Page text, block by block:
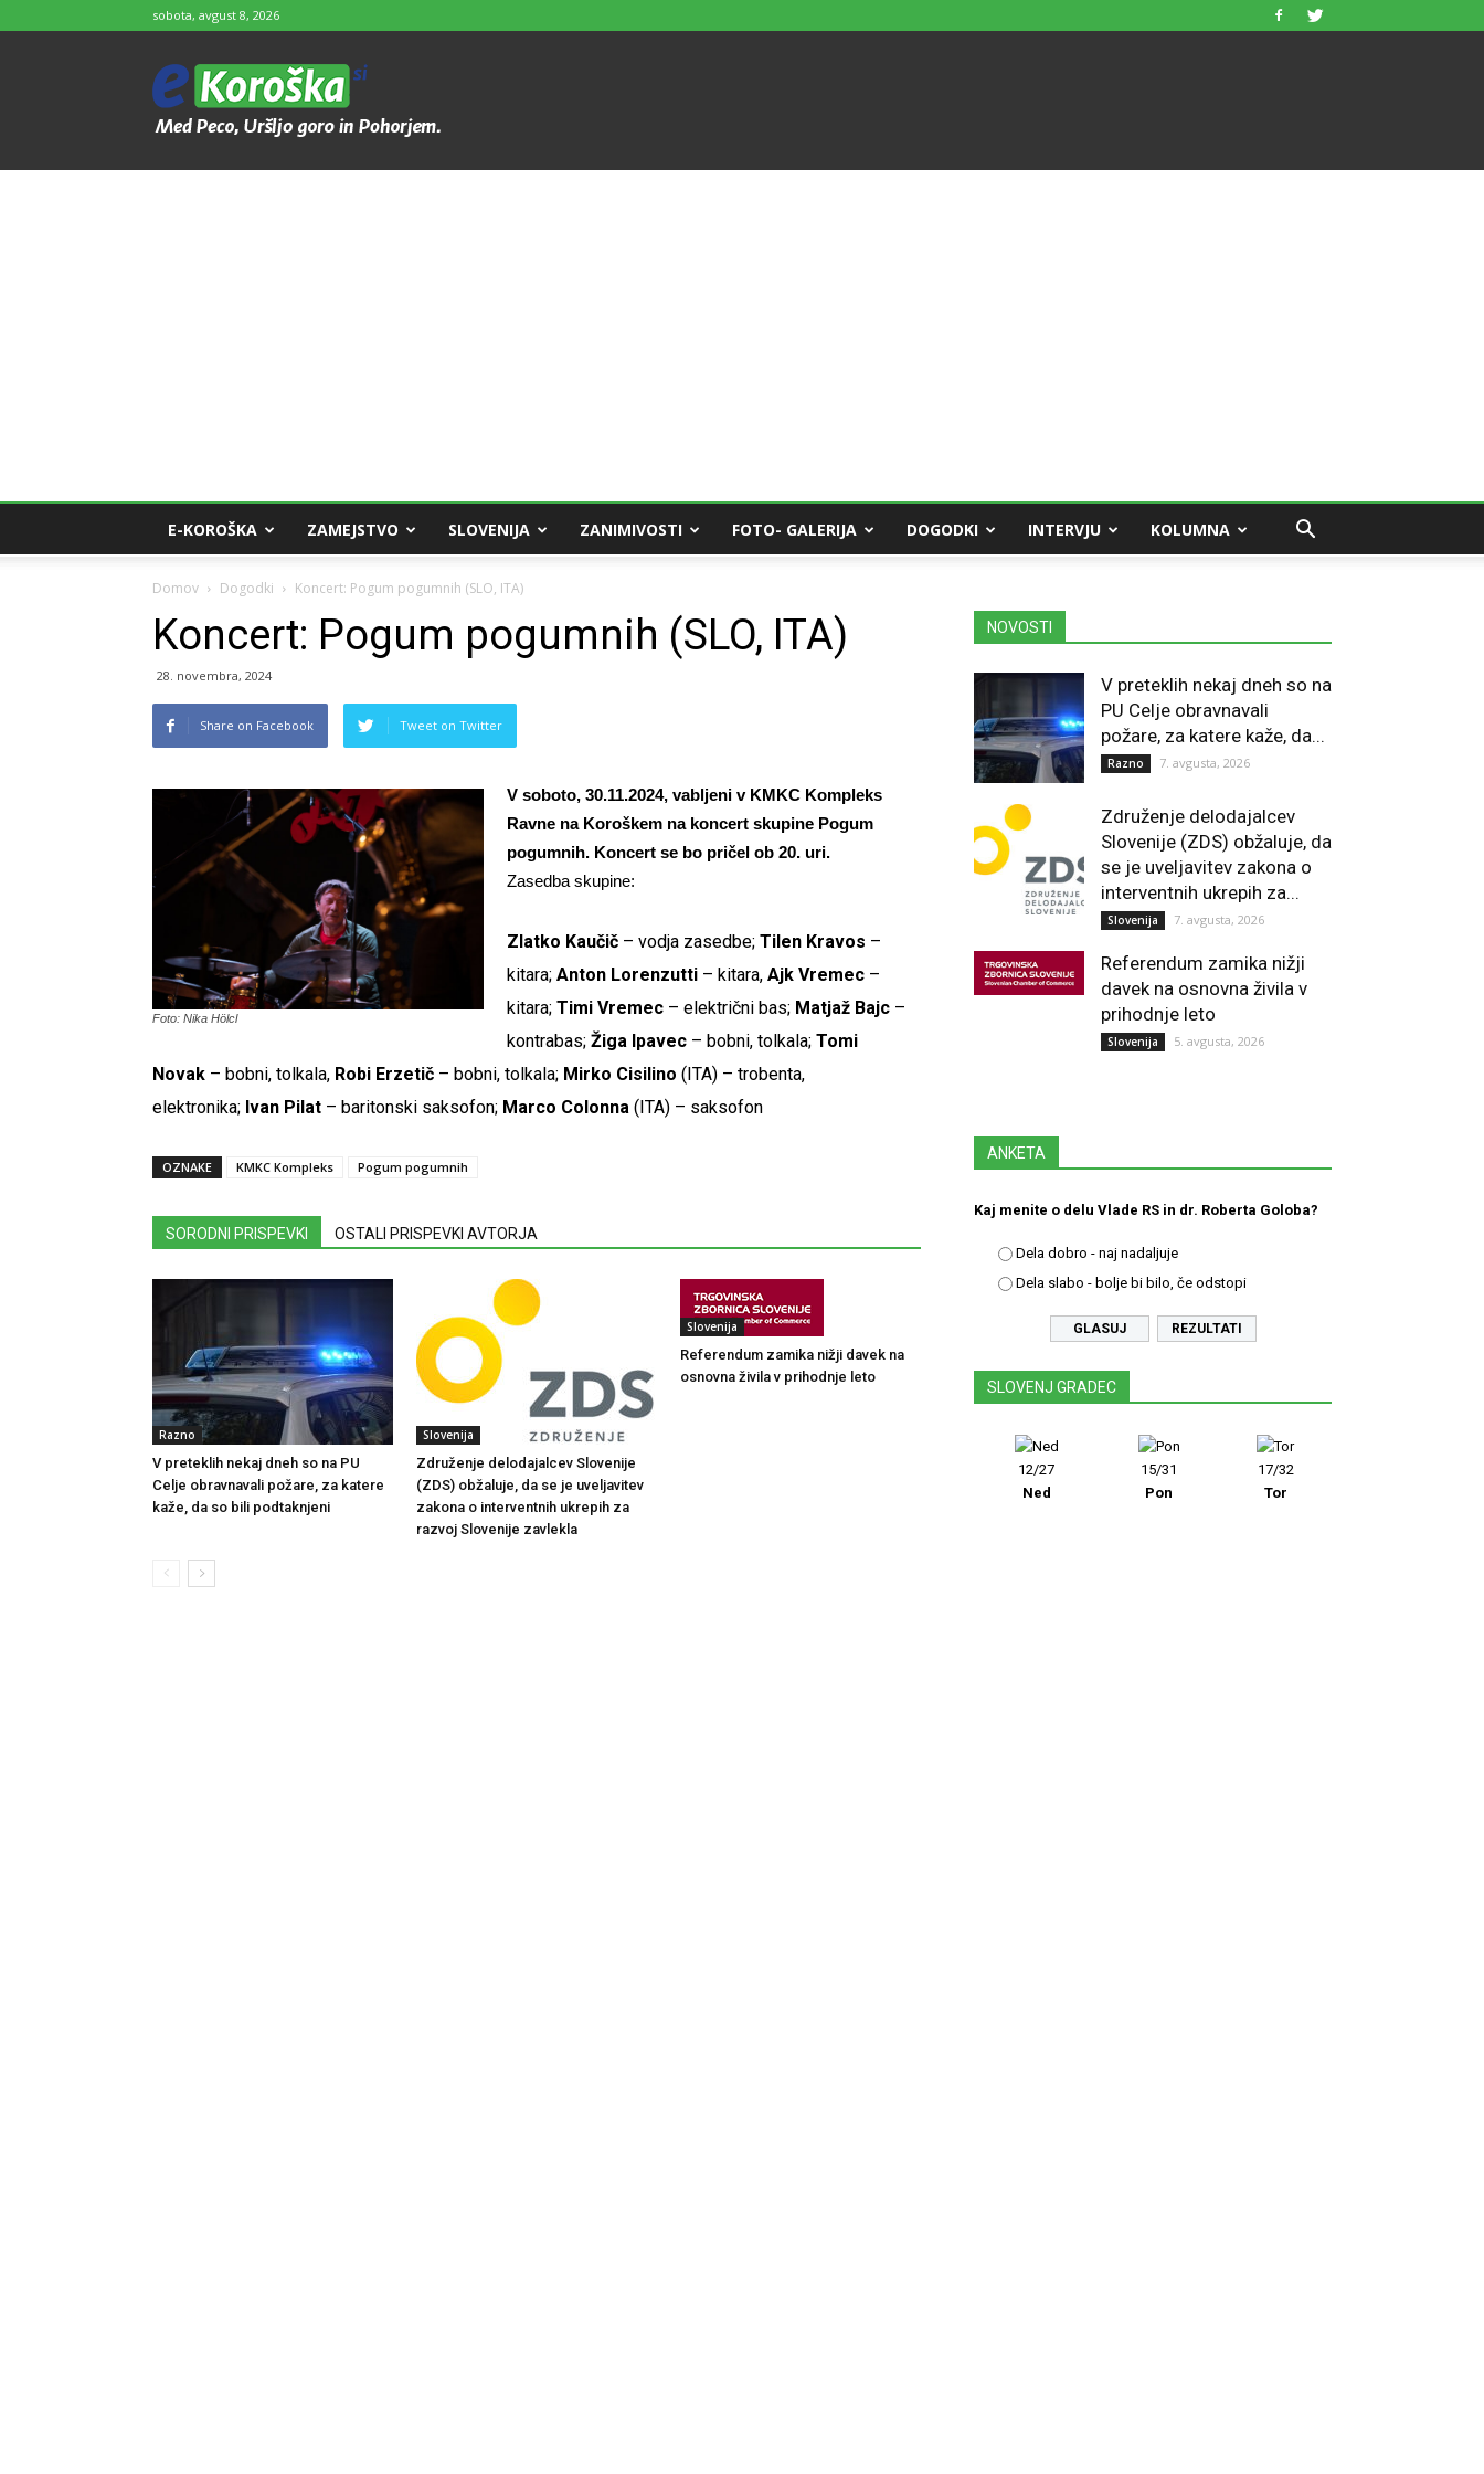
sobota, avgust 8, 2026
e-
Koroška
E-KOROŠKA ZAMEJSTVO SLOVENIJA ZANIMIVOSTI FOTO- GALERIJA DOGODKI INTERVJU KOLUMNA
Domov Dogodki Koncert: Pogum pogumnih (SLO, ITA)
Koncert: Pogum pogumnih (SLO, ITA)
28. novembra, 2024
Share on Facebook Tweet on Twitter
Foto: Nika Hölcl
V soboto, 30.11.2024, vabljeni v KMKC Kompleks
Ravne na Koroškem na koncert skupine Pogum
pogumnih. Koncert se bo pričel ob 20. uri.
Zasedba skupine:
Zlatko Kaučič – vodja zasedbe; Tilen Kravos –
kitara; Anton Lorenzutti – kitara, Ajk Vremec –
kitara; Timi Vremec – električni bas; Matjaž Bajc –
kontrabas; Žiga Ipavec – bobni, tolkala; Tomi
Novak – bobni, tolkala, Robi Erzetič – bobni, tolkala; Mirko Cisilino (ITA) – trobenta,
elektronika; Ivan Pilat – baritonski saksofon; Marco Colonna (ITA) – saksofon
OZNAKE KMKC Kompleks Pogum pogumnih
SORODNI PRISPEVKI OSTALI PRISPEVKI AVTORJA
Razno
V preteklih nekaj dneh so na PU
Celje obravnavali požare, za katere
kaže, da so bili podtaknjeni
Slovenija
Združenje delodajalcev Slovenije
(ZDS) obžaluje, da se je uveljavitev
zakona o interventnih ukrepih za
razvoj Slovenije zavlekla
Slovenija
Referendum zamika nižji davek na
osnovna živila v prihodnje leto
NOVOSTI
V preteklih nekaj dneh so na
PU Celje obravnavali
požare, za katere kaže, da...
Razno 7. avgusta, 2026
Združenje delodajalcev
Slovenije (ZDS) obžaluje, da
se je uveljavitev zakona o
interventnih ukrepih za...
Slovenija 7. avgusta, 2026
Referendum zamika nižji
davek na osnovna živila v
prihodnje leto
Slovenija 5. avgusta, 2026
ANKETA
Kaj menite o delu Vlade RS in dr. Roberta Goloba?
Dela dobro - naj nadaljuje
Dela slabo - bolje bi bilo, če odstopi
REZULTATI
SLOVENJ GRADEC
12/27
Ned
15/31
Pon
17/32
Tor